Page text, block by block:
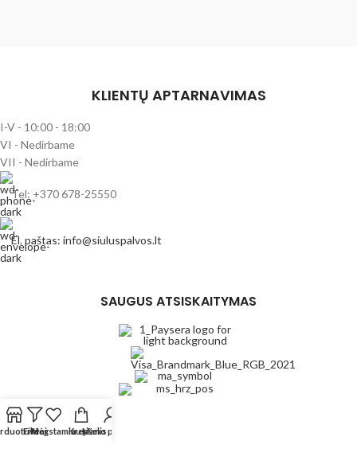
KLIENTŲ APTARNAVIMAS
I-V - 10:00 - 18:00
VI - Nedirbame
VII - Nedirbame
Tel: +370 678-25550
El. paštas: info@siuluspalvos.lt
SAUGUS ATSISKAITYMAS
PARDUOTUVĖ
Filtrai
MėgstamiausiKrepšelis
Mano paskyra